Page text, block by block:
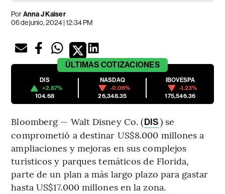
PorAnna J Kaiser
06 de junio, 2024 | 12:34 PM
ÚLTIMAS COTIZACIONES
DIS
+2.87%
104.68
NASDAQ
-0.06%
26,348.35
IBOVESPA
-1.23%
175,546.36
Bloomberg — Walt Disney Co. (DIS) se
comprometió a destinar US$8.000 millones a
ampliaciones y mejoras en sus complejos
turísticos y parques temáticos de Florida,
parte de un plan a más largo plazo para gastar
hasta US$17.000 millones en la zona.